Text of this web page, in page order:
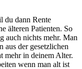
du dann Rente
älteren Patienten. So
auch nichts mehr. Man
aus der gesetzlichen
mehr in deinem Alter.
wenn man alt ist